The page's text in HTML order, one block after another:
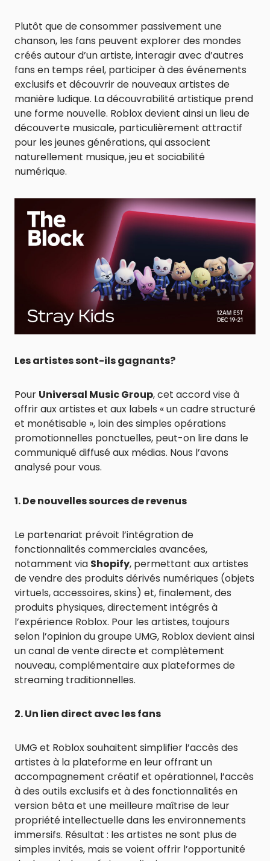
Plutôt que de consommer passivement une
chanson, les fans peuvent explorer des mondes
créés autour d’un artiste, interagir avec d’autres
fans en temps réel, participer à des événements
exclusifs et découvrir de nouveaux artistes de
manière ludique. La découvrabilité artistique prend
une forme nouvelle. Roblox devient ainsi un lieu de
découverte musicale, particulièrement attractif
pour les jeunes générations, qui associent
naturellement musique, jeu et sociabilité
numérique.
Les artistes sont-ils gagnants?
Pour Universal Music Group, cet accord vise à
offrir aux artistes et aux labels « un cadre structuré
et monétisable », loin des simples opérations
promotionnelles ponctuelles, peut-on lire dans le
communiqué diffusé aux médias. Nous l’avons
analysé pour vous.
1. De nouvelles sources de revenus
Le partenariat prévoit l’intégration de
fonctionnalités commerciales avancées,
notamment via Shopify, permettant aux artistes
de vendre des produits dérivés numériques (objets
virtuels, accessoires, skins) et, finalement, des
produits physiques, directement intégrés à
l’expérience Roblox. Pour les artistes, toujours
selon l’opinion du groupe UMG, Roblox devient ainsi
un canal de vente directe et complètement
nouveau, complémentaire aux plateformes de
streaming traditionnelles.
2. Un lien direct avec les fans
UMG et Roblox souhaitent simplifier l’accès des
artistes à la plateforme en leur offrant un
accompagnement créatif et opérationnel, l’accès
à des outils exclusifs et à des fonctionnalités en
version bêta et une meilleure maîtrise de leur
propriété intellectuelle dans les environnements
immersifs. Résultat : les artistes ne sont plus de
simples invités, mais se voient offrir l’opportunité